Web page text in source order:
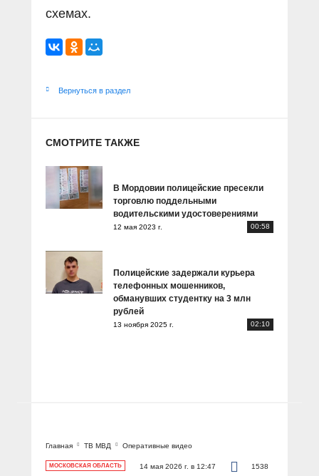
схемах.
Вернуться в раздел
СМОТРИТЕ ТАКЖЕ
В Мордовии полицейские пресекли
торговлю поддельными
водительскими удостоверениями
12 мая 2023 г. 00:58
Полицейские задержали курьера
телефонных мошенников,
обманувших студентку на 3 млн
рублей
13 ноября 2025 г. 02:10
Главная ТВ МВД Оперативные видео
МОСКОВСКАЯ ОБЛАСТЬ 14 мая 2026 г. в 12:47 1538